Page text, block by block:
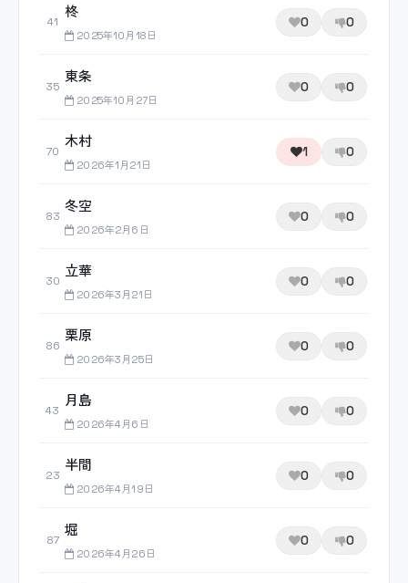
41
柊
2025年10月18日
0 0
35
東条
2025年10月27日
0 0
70
木村
2026年1月21日
1 0
83
冬空
2026年2月6日
0 0
30
立華
2026年3月21日
0 0
86
栗原
2026年3月25日
0 0
43
月島
2026年4月6日
0 0
23
半間
2026年4月19日
0 0
87
堀
2026年4月26日
0 0